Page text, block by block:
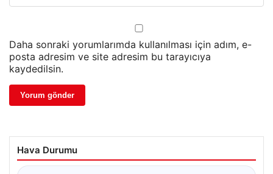
Daha sonraki yorumlarımda kullanılması için adım, e-
posta adresim ve site adresim bu tarayıcıya
kaydedilsin.
Hava Durumu